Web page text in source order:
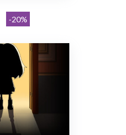
-20%